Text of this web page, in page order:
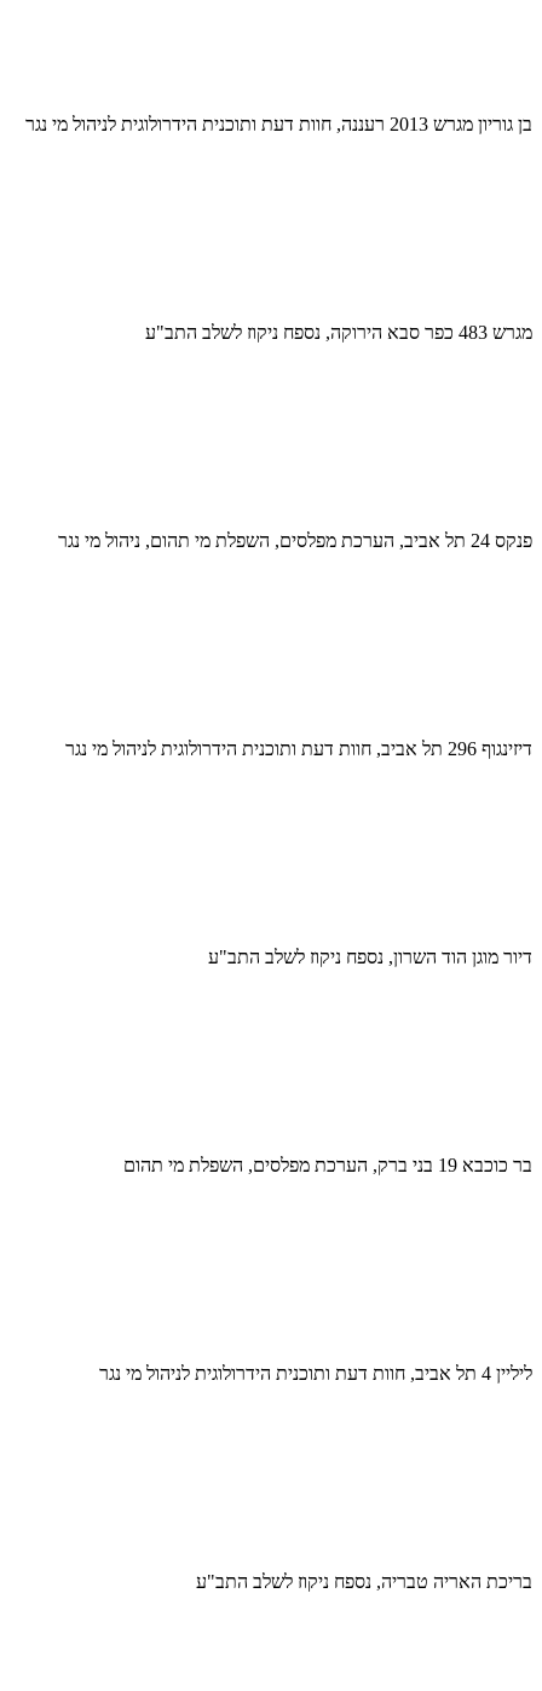
בן גוריון מגרש 2013 רעננה, חוות דעת ותוכנית הידרולוגית לניהול מי נגר
מגרש 483 כפר סבא הירוקה, נספח ניקוז לשלב התב"ע
פנקס 24 תל אביב, הערכת מפלסים, השפלת מי תהום, ניהול מי נגר
דיזינגוף 296 תל אביב, חוות דעת ותוכנית הידרולוגית לניהול מי נגר
דיור מוגן הוד השרון, נספח ניקוז לשלב התב"ע
בר כוכבא 19 בני ברק, הערכת מפלסים, השפלת מי תהום
ליליין 4 תל אביב, חוות דעת ותוכנית הידרולוגית לניהול מי נגר
בריכת האריה טבריה, נספח ניקוז לשלב התב"ע